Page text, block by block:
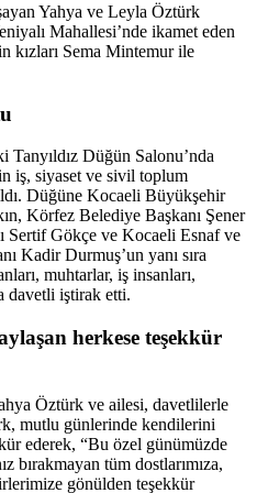
Yahya ve Leyla Öztürk
Mahallesi’nde ikamet eden
kızları Sema Mintemur ile
Tanyıldız Düğün Salonu’nda
iş, siyaset ve sivil toplum
Düğüne Kocaeli Büyükşehir
Körfez Belediye Başkanı Şener
Sertif Gökçe ve Kocaeli Esnaf ve
Kadir Durmuş’un yanı sıra
muhtarlar, iş insanları,
davetli iştirak etti.
herkese teşekkür
Öztürk ve ailesi, davetlilerle
mutlu günlerinde kendilerini
ederek, “Bu özel günümüzde
bırakmayan tüm dostlarımıza,
gönülden teşekkür